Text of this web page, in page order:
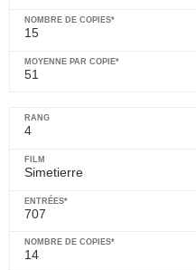
15
51
4
Simetierre
707
14